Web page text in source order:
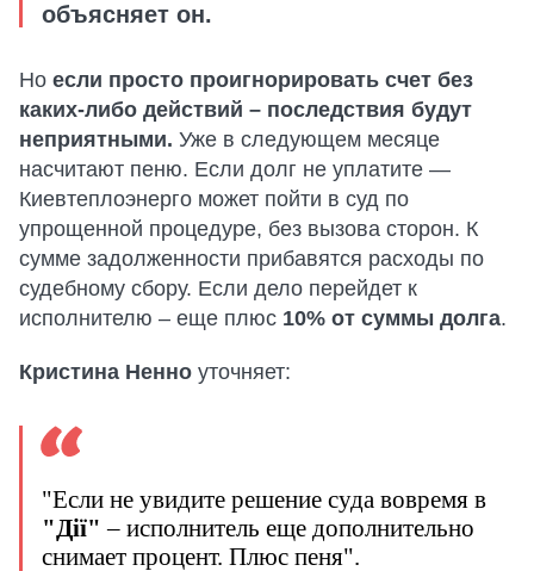
объясняет он.
Но если просто проигнорировать счет без
каких-либо действий – последствия будут
неприятными. Уже в следующем месяце
насчитают пеню. Если долг не уплатите —
Киевтеплоэнерго может пойти в суд по
упрощенной процедуре, без вызова сторон. К
сумме задолженности прибавятся расходы по
судебному сбору. Если дело перейдет к
исполнителю – еще плюс 10% от суммы долга.
Кристина Ненно уточняет:
"Если не увидите решение суда вовремя в
"Дії"– исполнитель еще дополнительно
снимает процент. Плюс пеня".